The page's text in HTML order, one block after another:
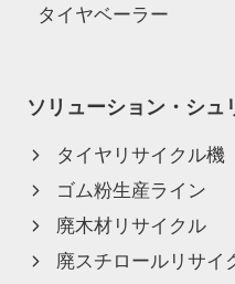
タイヤベーラー
ソリューション・シュ
タイヤリサイクル機
ゴム粉生産ライン
廃木材リサイクル
廃スチロールリサイ